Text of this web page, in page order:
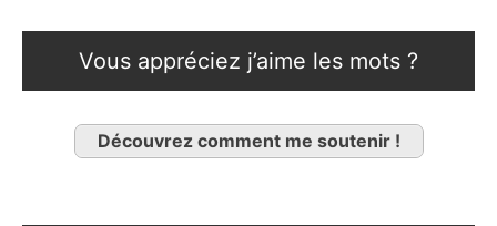
Vous appréciez j’aime les mots ?
Découvrez comment me soutenir !